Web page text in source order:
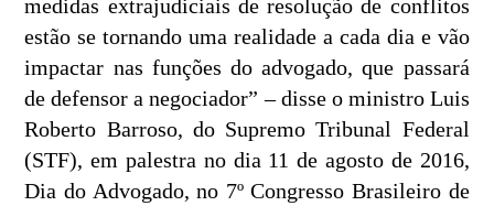
medidas extrajudiciais de resolução de conflitos
estão se tornando uma realidade a cada dia e vão
impactar nas funções do advogado, que passará
de defensor a negociador” – disse o ministro Luis
Roberto Barroso, do Supremo Tribunal Federal
(STF), em palestra no dia 11 de agosto de 2016,
Dia do Advogado, no 7º Congresso Brasileiro de